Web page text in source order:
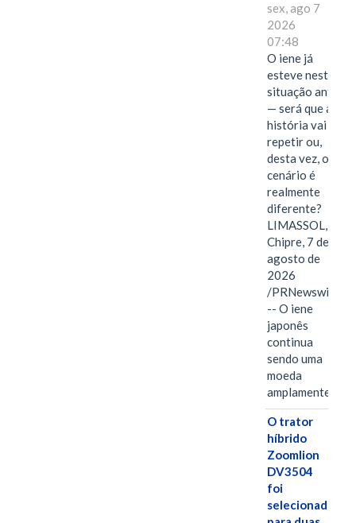
sex, ago 7
2026
07:48
O iene já
esteve nesta
situação antes
— será que a
história vai se
repetir ou,
desta vez, o
cenário é
realmente
diferente?
LIMASSOL,
Chipre, 7 de
agosto de
2026
/PRNewswire/
-- O iene
japonês
continua
sendo uma
moeda
amplamente…
O trator
híbrido
Zoomlion
DV3504
foi
selecionado